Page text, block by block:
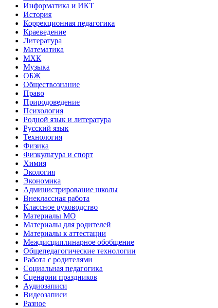
Информатика и ИКТ
История
Коррекционная педагогика
Краеведение
Литература
Математика
МХК
Музыка
ОБЖ
Обществознание
Право
Природоведение
Психология
Родной язык и литература
Русский язык
Технология
Физика
Физкультура и спорт
Химия
Экология
Экономика
Администрирование школы
Внеклассная работа
Классное руководство
Материалы МО
Материалы для родителей
Материалы к аттестации
Междисциплинарное обобщение
Общепедагогические технологии
Работа с родителями
Социальная педагогика
Сценарии праздников
Аудиозаписи
Видеозаписи
Разное